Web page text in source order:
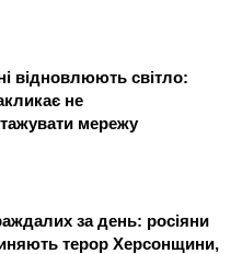
відновлюють світло:
не
мережу
за день: росіяни
терор Херсонщини,